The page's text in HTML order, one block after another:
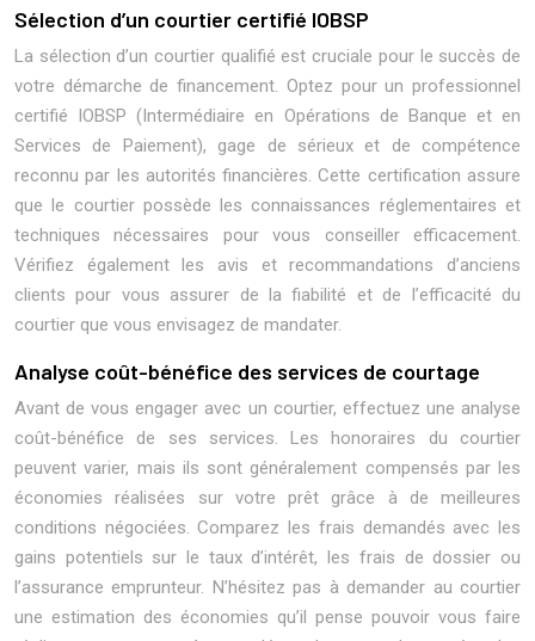
Sélection d’un courtier certifié IOBSP
La sélection d’un courtier qualifié est cruciale pour le succès de
votre démarche de financement. Optez pour un professionnel
certifié IOBSP (Intermédiaire en Opérations de Banque et en
Services de Paiement), gage de sérieux et de compétence
reconnu par les autorités financières. Cette certification assure
que le courtier possède les connaissances réglementaires et
techniques nécessaires pour vous conseiller efficacement.
Vérifiez également les avis et recommandations d’anciens
clients pour vous assurer de la fiabilité et de l’efficacité du
courtier que vous envisagez de mandater.
Analyse coût-bénéfice des services de courtage
Avant de vous engager avec un courtier, effectuez une analyse
coût-bénéfice de ses services. Les honoraires du courtier
peuvent varier, mais ils sont généralement compensés par les
économies réalisées sur votre prêt grâce à de meilleures
conditions négociées. Comparez les frais demandés avec les
gains potentiels sur le taux d’intérêt, les frais de dossier ou
l’assurance emprunteur. N’hésitez pas à demander au courtier
une estimation des économies qu’il pense pouvoir vous faire